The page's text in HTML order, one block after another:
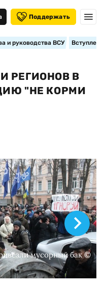
Поддержать
и руководства ВСУ
РЕГИОНОВ В
"НЕ КОРМИ
мусорный бак ©